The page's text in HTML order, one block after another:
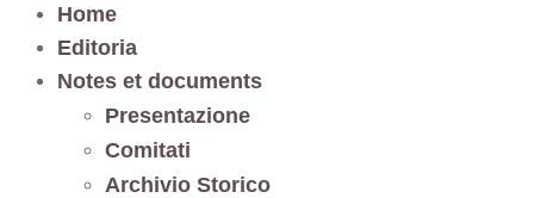
Home
Editoria
Notes et documents
Presentazione
Comitati
Archivio Storico